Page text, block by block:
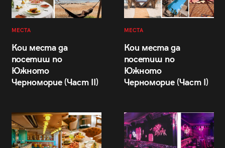
МЕСТА
Кои места да
посетиш по
Южното
Черноморие (Част II)
МЕСТА
Кои места да
посетиш по
Южното
Черноморие (Част I)